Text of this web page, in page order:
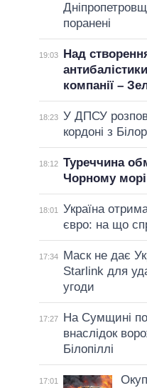
поранені
19:03
Над
компанії –
18:23 У ДПСУ
кордоні з
18:12 Туреччина
Чорному морі
18:01
Україна
євро: на що
17:34
Маск не дає
Starlink для
угоди
17:27
На Сумщині
внаслідок
Білопіллі
17:01